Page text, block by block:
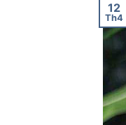
12
Th4